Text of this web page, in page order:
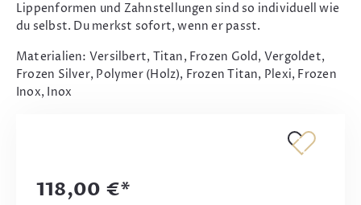
Lippenformen und Zahnstellungen sind so individuell wie
du selbst. Du merkst sofort, wenn er passt.
Materialien: Versilbert, Titan, Frozen Gold, Vergoldet,
Frozen Silver, Polymer (Holz), Frozen Titan, Plexi, Frozen
Inox, Inox
118,00 €*